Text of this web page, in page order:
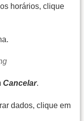
horários, clique
Cancelar.
dados, clique em